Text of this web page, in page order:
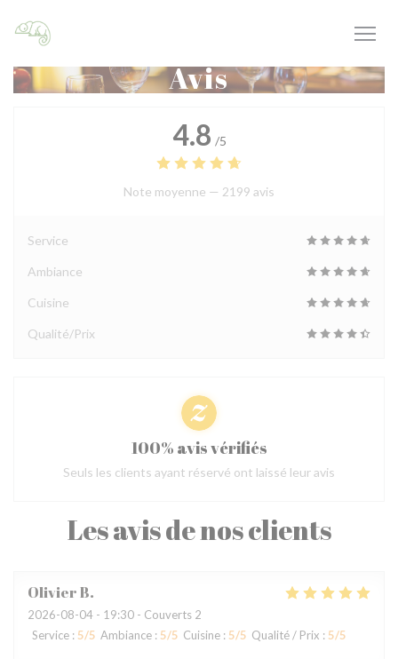
Avis
Les avis de nos clients
OlivierB
2026-08-04 - 19:30 - Couverts 2
Service : 5/5 Ambiance : 5/5 Cuisine : 5/5 Qualité / Prix : 5/5
4.8 /5
Note moyenne — 2199 avis
Service
Ambiance
Cuisine
Qualité/Prix
100% avis vérifiés
Seuls les clients ayant réservé ont laissé leur avis